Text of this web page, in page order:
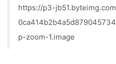
https://p3-
p-zoom-1.image